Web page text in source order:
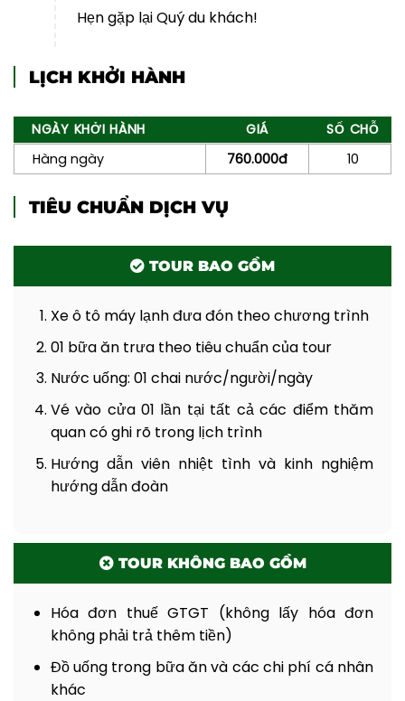
Hẹn gặp lại Quý du khách!
LỊCH KHỞI HÀNH
NGÀY KHỞI HÀNH GIÁ
SỐ CHỖ
Hàng ngày
760.000đ 10
TIÊU CHUẨN DỊCH VỤ
TOUR BAO GỒM
Xe ô tô máy lạnhđưa đón theo chương trình
01 bữa ăn trưa theo tiêu chuẩn của tour
Nước uống: 01 chai nước/người/ngày
Vé vào cửa 01 lần tại tất cả các điểm thăm
quan có ghi rõ trong lịch trình
Hướng dẫn viên nhiệt tình và kinh nghiệm
hướng dẫn đoàn
TOUR KHÔNG BAO GỒM
Hóa đơn thuế GTGT (không lấy hóa đơn
không phải trả thêm tiền)
Đồ uống trong bữa ăn và các chi phí cá nhân
khác